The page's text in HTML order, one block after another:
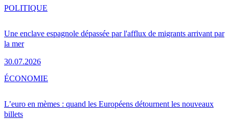
Une enclave espagnole dépassée par l'afflux de migrants arrivant par
la mer
30.07.2026
POLITIQUE
L’euro en mèmes : quand les Européens détournent les nouveaux
billets
ÉCONOMIE